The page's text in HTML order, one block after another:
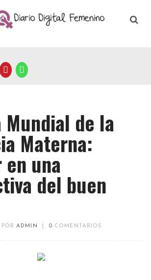
Mundial de la
Materna:
en una
del buen
PORADMIN 0 COMENTARIOS